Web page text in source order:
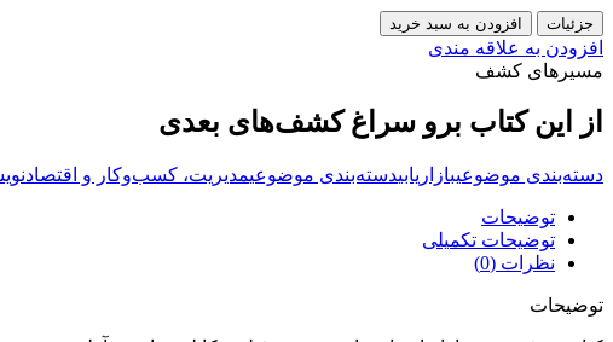
جزئیات افزودن به سبد خرید
افزودن به علاقه مندی
مسیرهای کشف
از این کتاب برو سراغ کشف‌های بعدی
دسته‌بندی موضوعیبازاریابیدسته‌بندی موضوعیمدیریت، کسب‌وکار و اقتصاد
توضیحات
توضیحات تکمیلی
نظرات (0)
توضیحات